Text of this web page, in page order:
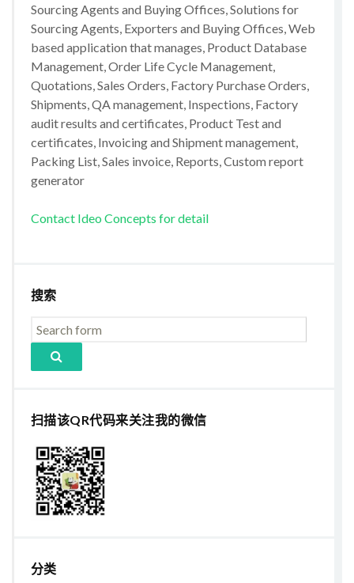
Sourcing Agents and Buying Offices, Solutions for
Sourcing Agents, Exporters and Buying Offices, Web
based application that manages, Product Database
Management, Order Life Cycle Management,
Quotations, Sales Orders, Factory Purchase Orders,
Shipments, QA management, Inspections, Factory
audit results and certificates, Product Test and
certificates, Invoicing and Shipment management,
Packing List, Sales invoice, Reports, Custom report
generator
Contact Ideo Concepts for detail
搜索
扫描该QR代码来关注我的微信
分类